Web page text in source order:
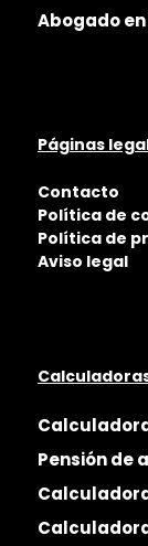
Abogado
Páginas
Contacto
Política de
Política de
Aviso legal
Pensión de